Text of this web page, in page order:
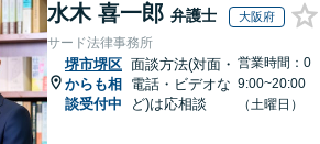
水木 喜一郎 弁護士 大阪府
サード法律事務所
堺市堺区
からも相
談受付中
面談方法(対面・
電話・ビデオな
ど)は応相談
営業時間：0
9:00~20:00
（土曜日）